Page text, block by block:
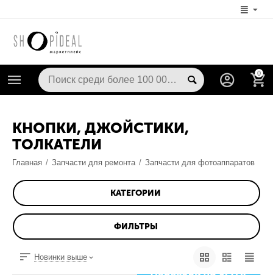
0
КНОПКИ, ДЖОЙСТИКИ,
ТОЛКАТЕЛИ
Главная / Запчасти для ремонта / Запчасти для фотоаппаратов
КАТЕГОРИИ
ФИЛЬТРЫ
Новинки выше